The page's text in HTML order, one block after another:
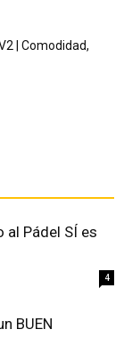
| Comodidad,
al Pádel SÍ es
4
BUEN